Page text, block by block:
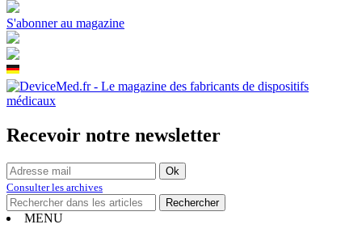
S'abonner au magazine
Recevoir notre newsletter
Consulter les archives
MENU